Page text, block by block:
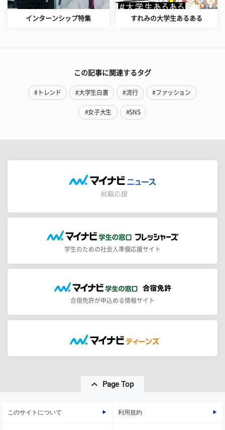
インターンシップ特集 すれみの大学生あるある
この記事に関連するタグ
#トレンド #大学生白書 #流行 #ファッション
#女子大生 #SNS
学生のための社会人準備応援サイト
合宿免許が申込める情報サイト
Page Top
このサイトについて 利用規約